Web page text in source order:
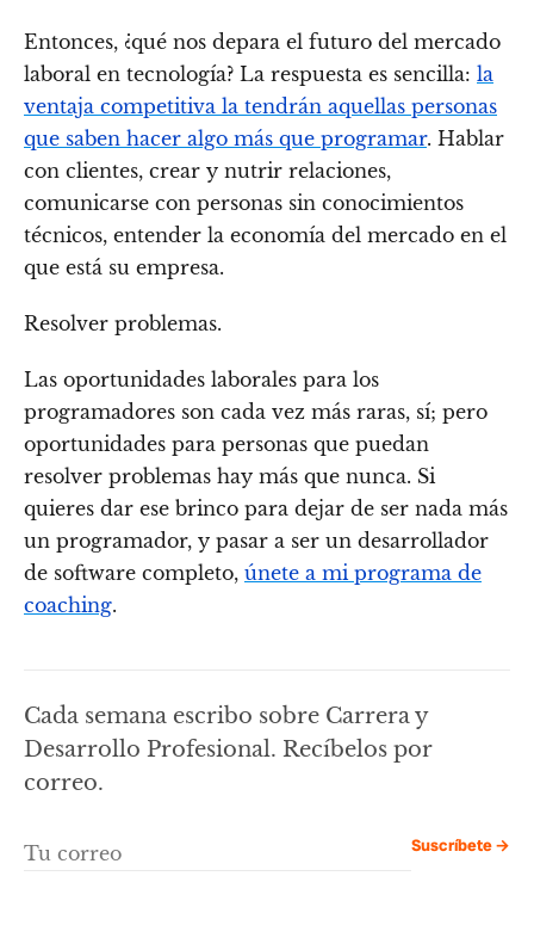
Entonces, ¿qué nos depara el futuro del mercado
laboral en tecnología? La respuesta es sencilla: la
ventaja competitiva la tendrán aquellas personas
que saben hacer algo más que programar. Hablar
con clientes, crear y nutrir relaciones,
comunicarse con personas sin conocimientos
técnicos, entender la economía del mercado en el
que está su empresa.
Resolver problemas.
Las oportunidades laborales para los
programadores son cada vez más raras, sí; pero
oportunidades para personas que puedan
resolver problemas hay más que nunca. Si
quieres dar ese brinco para dejar de ser nada más
un programador, y pasar a ser un desarrollador
de software completo, únete a mi programa de
coaching.
Cada semana escribo sobre Carrera y
Desarrollo Profesional. Recíbelos por
correo.
Suscríbete →